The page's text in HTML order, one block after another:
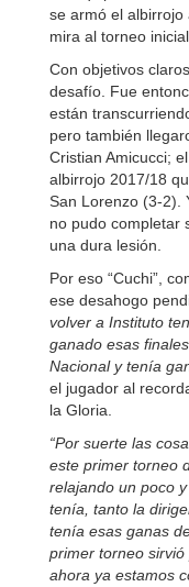
se armó el albirrojo
mira al torneo
Con objetivos
desafío. Fue
están
pero también
Cristian Amicucci;
albirrojo 2017/18
San Lorenzo (3-2).
no pudo completar
una dura lesión.
Por eso “Cuchi”,
ese desahogo
volver a Instituto
ganado esas
Nacional y tenía
el jugador al
la Gloria.
“Por suerte las
este primer torneo
relajando un poco
tenía, tanto la
tenía esas ganas
primer torneo
ahora ya estamos